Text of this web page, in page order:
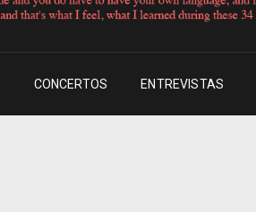
CONCERTOS ENTREVISTAS